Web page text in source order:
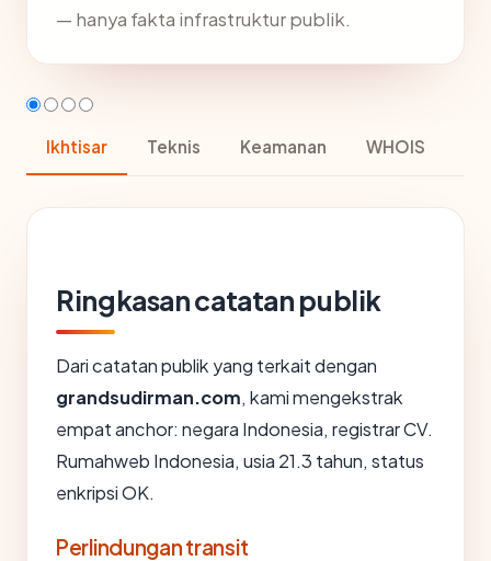
— hanya fakta infrastruktur publik.
Ikhtisar Teknis Keamanan WHOIS
Ringkasan catatan publik
Dari catatan publik yang terkait dengan
grandsudirman.com, kami mengekstrak
empat anchor: negara Indonesia, registrar CV.
Rumahweb Indonesia, usia 21.3 tahun, status
enkripsi OK.
Perlindungan transit